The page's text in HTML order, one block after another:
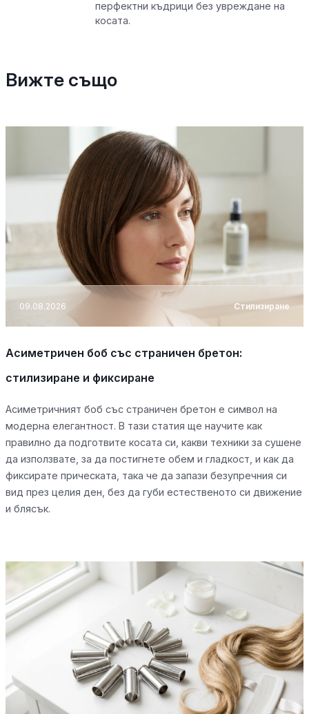
перфектни къдрици без увреждане на
косата.
Вижте също
09.08.2026 Стилизиране
Асиметричен боб със страничен бретон:
стилизиране и фиксиране
Асиметричният боб със страничен бретон е символ на
модерна елегантност. В тази статия ще научите как
правилно да подготвите косата си, какви техники за сушене
да използвате, за да постигнете обем и гладкост, и как да
фиксирате прическата, така че да запази безупречния си
вид през целия ден, без да губи естественото си движение
и блясък.